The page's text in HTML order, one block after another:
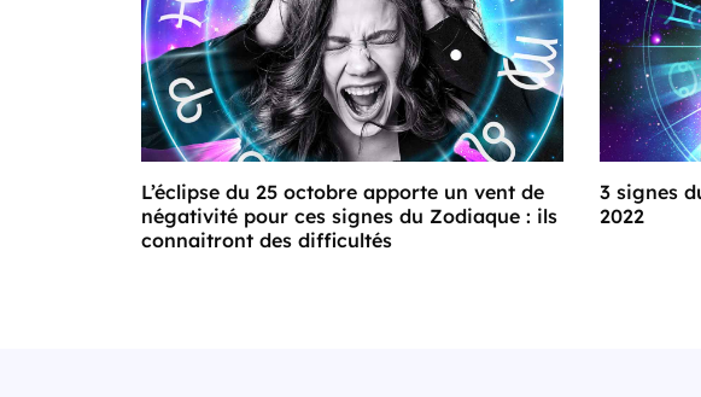
L’éclipse du 25 octobre apporte un vent de
négativité pour ces signes du Zodiaque : ils
connaitront des difficultés
3 signes
2022